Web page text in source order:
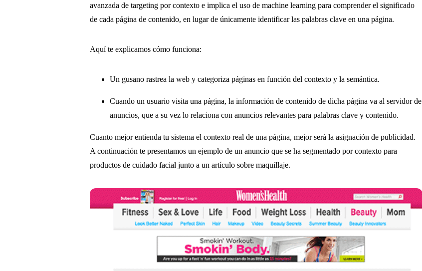
avanzada de targeting por contexto e implica el uso de machine learning para comprender el significado
de cada página de contenido, en lugar de únicamente identificar las palabras clave en una página.
Aquí te explicamos cómo funciona:
Un gusano rastrea la web y categoriza páginas en función del contexto y la semántica.
Cuando un usuario visita una página, la información de contenido de dicha página va al servidor de
anuncios, que a su vez lo relaciona con anuncios relevantes para palabras clave y contenido.
Cuanto mejor entienda tu sistema el contexto real de una página, mejor será la asignación de publicidad.
A continuación te presentamos un ejemplo de un anuncio que se ha segmentado por contexto para
productos de cuidado facial junto a un artículo sobre maquillaje.